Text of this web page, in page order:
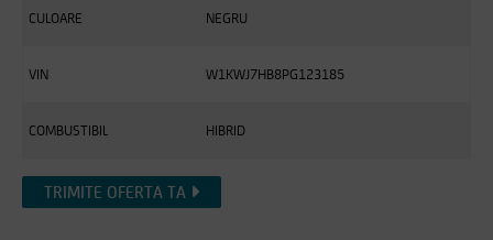
CULOARE NEGRU
VIN W1KWJ7HB8PG123185
COMBUSTIBIL HIBRID
TRIMITE OFERTA TA